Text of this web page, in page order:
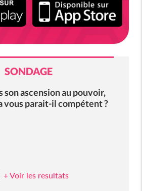
SONDAGE
son ascension au pouvoir,
vous parait-il compétent ?
+ Voir les resultats